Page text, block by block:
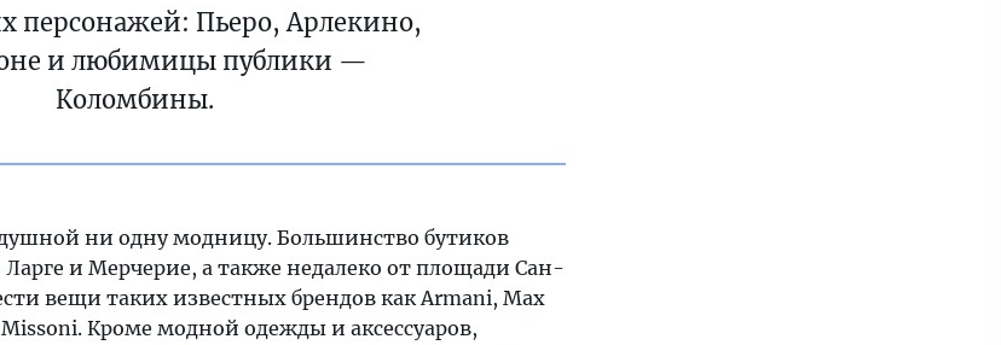
персонажей: Пьеро, Арлекино,
и любимицы публики —
Коломбины.
ни одну модницу. Большинство бутиков
и Мерчерие, а также недалеко от площади Сан-
вещи таких известных брендов как Armani, Max
Кроме модной одежды и аксессуаров,